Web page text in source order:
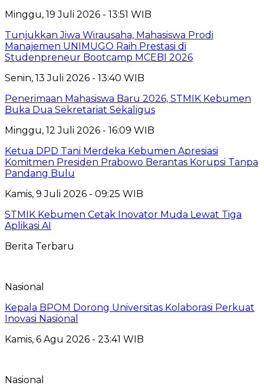
Minggu, 19 Juli 2026 - 13:51 WIB
Tunjukkan Jiwa Wirausaha, Mahasiswa Prodi
Manajemen UNIMUGO Raih Prestasi di
Studenpreneur Bootcamp MCEBI 2026
Senin, 13 Juli 2026 - 13:40 WIB
Penerimaan Mahasiswa Baru 2026, STMIK Kebumen
Buka Dua Sekretariat Sekaligus
Minggu, 12 Juli 2026 - 16:09 WIB
Ketua DPD Tani Merdeka Kebumen Apresiasi
Komitmen Presiden Prabowo Berantas Korupsi Tanpa
Pandang Bulu
Kamis, 9 Juli 2026 - 09:25 WIB
STMIK Kebumen Cetak Inovator Muda Lewat Tiga
Aplikasi AI
Berita Terbaru
Nasional
Kepala BPOM Dorong Universitas Kolaborasi Perkuat
Inovasi Nasional
Kamis, 6 Agu 2026 - 23:41 WIB
Nasional